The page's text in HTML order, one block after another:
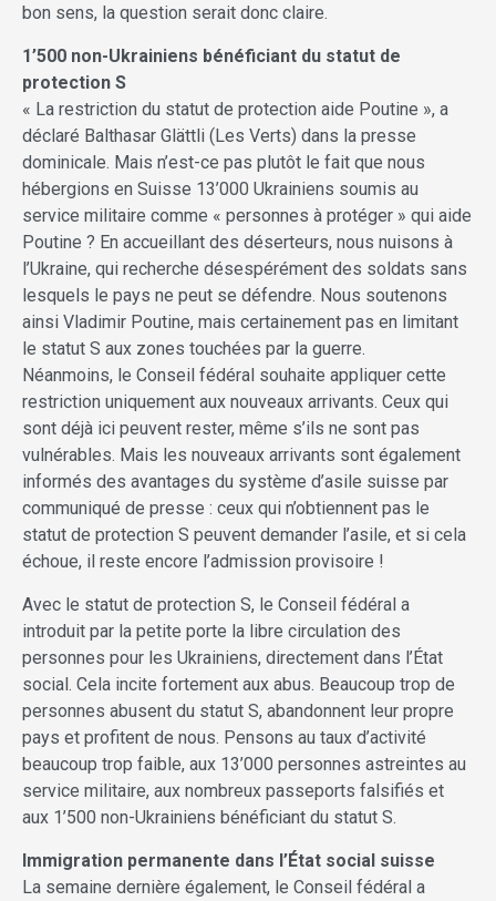
bon sens, la question serait donc claire.
1’500 non-Ukrainiens bénéficiant du statut de
protection S
« La restriction du statut de protection aide Poutine », a
déclaré Balthasar Glättli (Les Verts) dans la presse
dominicale. Mais n’est-ce pas plutôt le fait que nous
hébergions en Suisse 13’000 Ukrainiens soumis au
service militaire comme « personnes à protéger » qui aide
Poutine ? En accueillant des déserteurs, nous nuisons à
l’Ukraine, qui recherche désespérément des soldats sans
lesquels le pays ne peut se défendre. Nous soutenons
ainsi Vladimir Poutine, mais certainement pas en limitant
le statut S aux zones touchées par la guerre.
Néanmoins, le Conseil fédéral souhaite appliquer cette
restriction uniquement aux nouveaux arrivants. Ceux qui
sont déjà ici peuvent rester, même s’ils ne sont pas
vulnérables. Mais les nouveaux arrivants sont également
informés des avantages du système d’asile suisse par
communiqué de presse : ceux qui n’obtiennent pas le
statut de protection S peuvent demander l’asile, et si cela
échoue, il reste encore l’admission provisoire !
Avec le statut de protection S, le Conseil fédéral a
introduit par la petite porte la libre circulation des
personnes pour les Ukrainiens, directement dans l’État
social. Cela incite fortement aux abus. Beaucoup trop de
personnes abusent du statut S, abandonnent leur propre
pays et profitent de nous. Pensons au taux d’activité
beaucoup trop faible, aux 13’000 personnes astreintes au
service militaire, aux nombreux passeports falsifiés et
aux 1’500 non-Ukrainiens bénéficiant du statut S.
Immigration permanente dans l’État social suisse
La semaine dernière également, le Conseil fédéral a